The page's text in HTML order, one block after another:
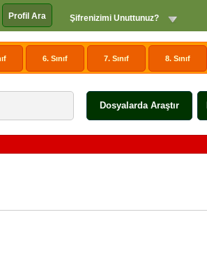
Profil Ara Şifrenizimi Unuttunuz?
6. Sınıf 7. Sınıf 8. Sınıf
Dosyalarda Araştır